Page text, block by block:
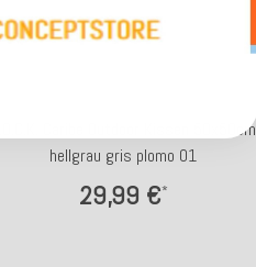
H.O.C.K. Caribe Outdoor Kissen 50x50cm
hellgrau gris plomo 01
29,99 €*